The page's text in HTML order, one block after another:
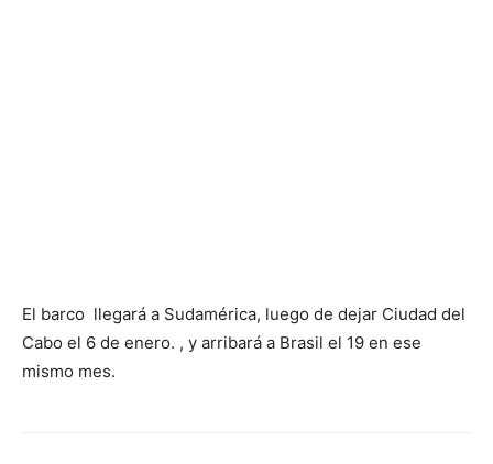
El barco llegará a Sudamérica, luego de dejar Ciudad del
Cabo el 6 de enero. , y arribará a Brasil el 19 en ese
mismo mes.